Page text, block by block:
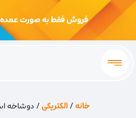
فروش فقط به صورت عمده
خانه/الکتریکی/ دوشاخه